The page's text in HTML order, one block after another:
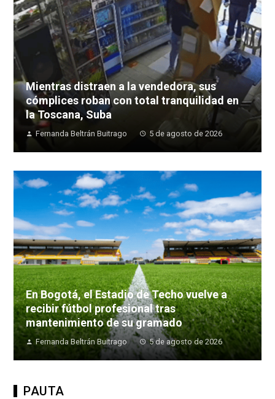
Mientras distraen a la vendedora, sus
cómplices roban con total tranquilidad en
la Toscana, Suba
Fernanda Beltrán Buitrago 5 de agosto de 2026
En Bogotá, el Estadio de Techo vuelve a
recibir fútbol profesional tras
mantenimiento de su gramado
Fernanda Beltrán Buitrago 5 de agosto de 2026
PAUTA